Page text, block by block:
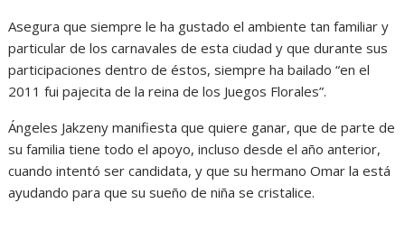
Asegura que siempre le ha gustado el ambiente tan familiar y
particular de los carnavales de esta ciudad y que durante sus
participaciones dentro de éstos, siempre ha bailado “en el
2011 fui pajecita de la reina de los Juegos Florales”.
Ángeles Jakzeny manifiesta que quiere ganar, que de parte de
su familia tiene todo el apoyo, incluso desde el año anterior,
cuando intentó ser candidata, y que su hermano Omar la está
ayudando para que su sueño de niña se cristalice.